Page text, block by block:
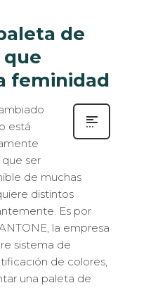
de
que
feminidad
está
que ser
de muchas
distintos
Es por
la empresa
sistema de
de colores,
una paleta de